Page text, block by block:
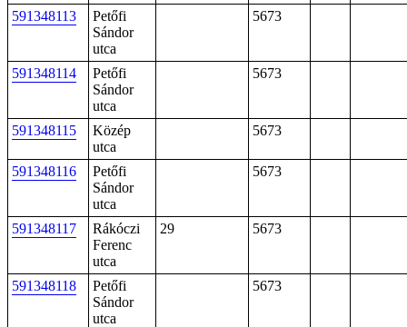
591348113
Petőfi
Sándor
utca
5673
591348114
Petőfi
Sándor
utca
5673
591348115
Közép
utca
5673
591348116
Petőfi
Sándor
utca
5673
591348117
Rákóczi
Ferenc
utca
29 5673
591348118
Petőfi
Sándor
utca
5673